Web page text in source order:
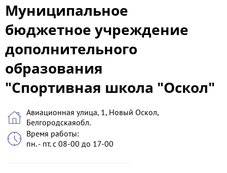
Муниципальное
бюджетное учреждение
дополнительного
образования
"Спортивная школа "Оскол"
Авиационная улица, 1, Новый Оскол,
Белгородскаяобл.
Время работы:
пн. - пт. с 08-00 до 17-00